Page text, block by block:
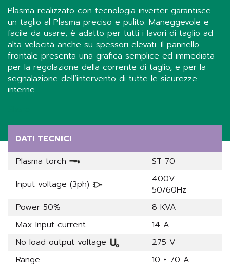
Plasma realizzato con tecnologia inverter garantisce
un taglio al Plasma preciso e pulito. Maneggevole e
facile da usare, è adatto per tutti i lavori di taglio ad
alta velocità anche su spessori elevati. Il pannello
frontale presenta una grafica semplice ed immediata
per la regolazione della corrente di taglio, e per la
segnalazione dell’intervento di tutte le sicurezze
interne.
DATI TECNICI
Plasma torch
ST 70
Input voltage (3ph)
400V -
50/60Hz
Power 50%
8 KVA
Max Input current
14 A
No load output voltage
275 V
Range
10 ÷ 70 A